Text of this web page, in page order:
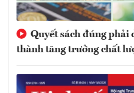
Quyết sách đúng phải
thành tăng trưởng chất